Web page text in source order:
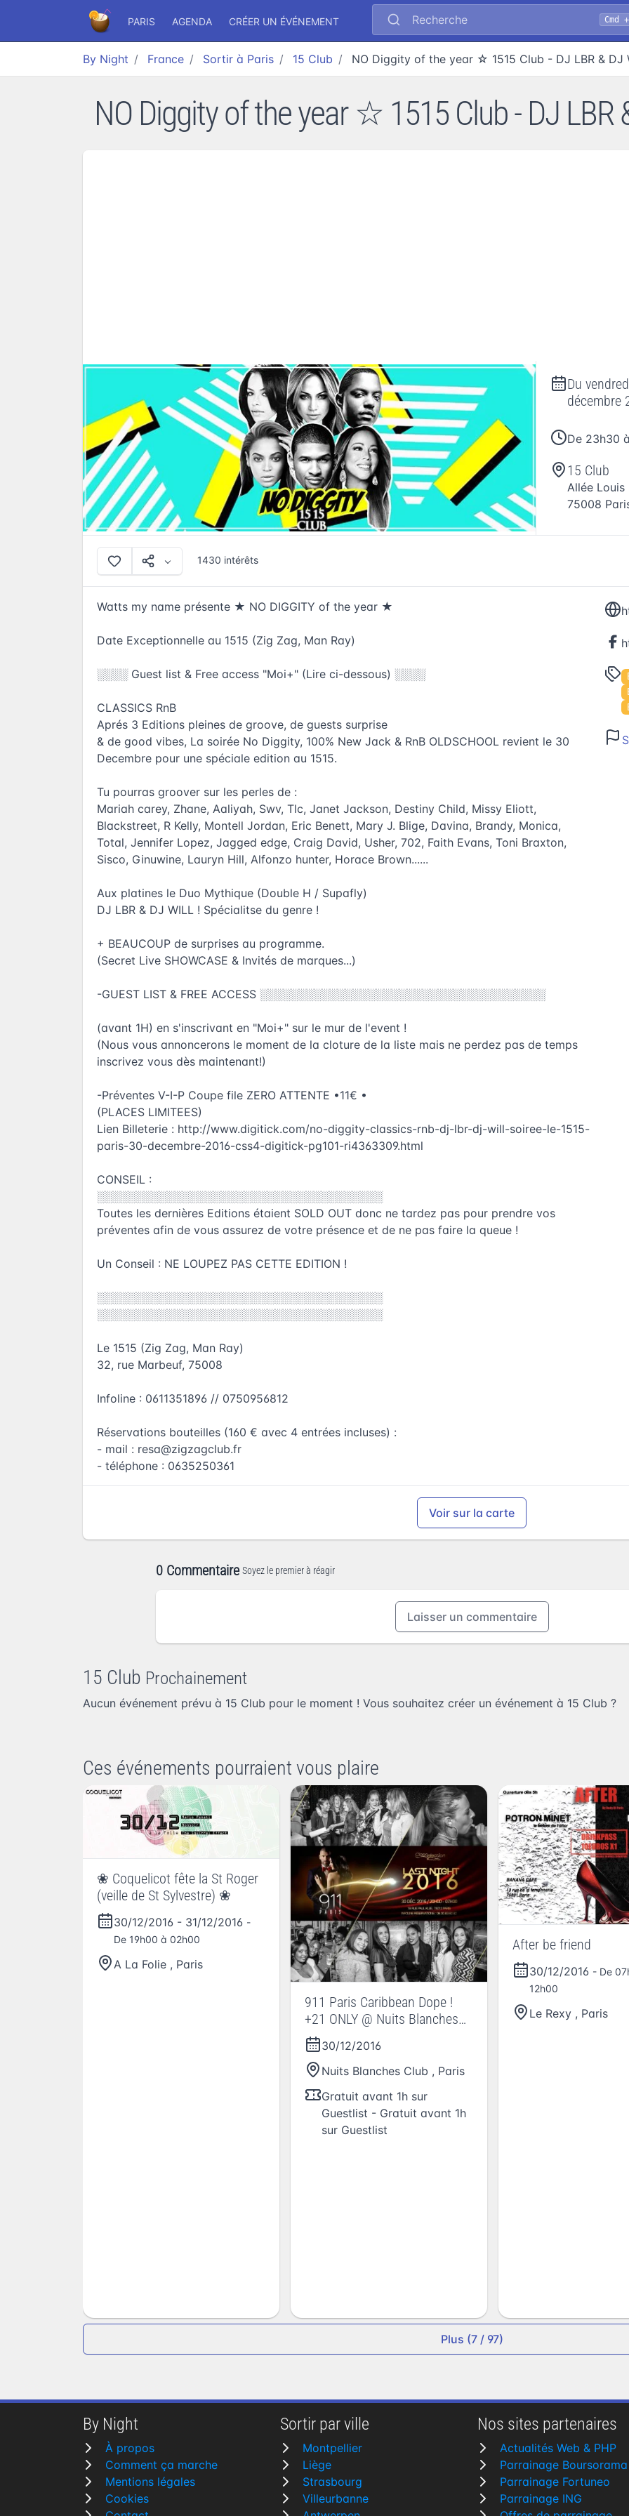
PARIS AGENDA CRÉER UN ÉVÉNEMENT Recherche Cmd
By Night France Sortir à Paris 15 Club NO Diggity of the year ☆ 1515 Club - DJ LBR & DJ
NO Diggity of the year ☆ 1515 Club - DJ LBR
Du
décembre
De 23h30
15 Club
Allée Louis
75008
1430 intérêts
Watts my name présente ★ NO DIGGITY of the year ★
Date Exceptionnelle au 1515 (Zig Zag, Man Ray)
░░░░ Guest list & Free access "Moi+" (Lire ci-dessous) ░░░░
CLASSICS RnB
Aprés 3 Editions pleines de groove, de guests surprise
& de good vibes, La soirée No Diggity, 100% New Jack & RnB OLDSCHOOL revient le 30
Decembre pour une spéciale edition au 1515.
Tu pourras groover sur les perles de :
Mariah carey, Zhane, Aaliyah, Swv, Tlc, Janet Jackson, Destiny Child, Missy Eliott,
Blackstreet, R Kelly, Montell Jordan, Eric Benett, Mary J. Blige, Davina, Brandy, Monica,
Total, Jennifer Lopez, Jagged edge, Craig David, Usher, 702, Faith Evans, Toni Braxton,
Sisco, Ginuwine, Lauryn Hill, Alfonzo hunter, Horace Brown......
Aux platines le Duo Mythique (Double H / Supafly)
DJ LBR & DJ WILL ! Spécialitse du genre !
+ BEAUCOUP de surprises au programme.
(Secret Live SHOWCASE & Invités de marques...)
-GUEST LIST & FREE ACCESS ░░░░░░░░░░░░░░░░░░░░░░░░░░░░░░░░░░░░░
(avant 1H) en s'inscrivant en "Moi+" sur le mur de l'event !
(Nous vous annoncerons le moment de la cloture de la liste mais ne perdez pas de temps
inscrivez vous dès maintenant!)
-Préventes V-I-P Coupe file ZERO ATTENTE •11€ •
(PLACES LIMITEES)
Lien Billeterie : http://www.digitick.com/no-diggity-classics-rnb-dj-lbr-dj-will-soiree-le-1515-
paris-30-decembre-2016-css4-digitick-pg101-ri4363309.html
CONSEIL :
░░░░░░░░░░░░░░░░░░░░░░░░░░░░░░░░░░░░░
Toutes les dernières Editions étaient SOLD OUT donc ne tardez pas pour prendre vos
préventes afin de vous assurez de votre présence et de ne pas faire la queue !
Un Conseil : NE LOUPEZ PAS CETTE EDITION !
░░░░░░░░░░░░░░░░░░░░░░░░░░░░░░░░░░░░░
░░░░░░░░░░░░░░░░░░░░░░░░░░░░░░░░░░░░░
Le 1515 (Zig Zag, Man Ray)
32, rue Marbeuf, 75008
Infoline : 0611351896 // 0750956812
Réservations bouteilles (160 € avec 4 entrées incluses) :
- mail : resa@zigzagclub.fr
- téléphone : 0635250361
Voir sur la carte
0 Commentaire Soyez le premier à réagir
Laisser un commentaire
15 Club Prochainement
Aucun événement prévu à 15 Club pour le moment ! Vous souhaitez créer un événement à 15 Club ?
Ces événements pourraient vous plaire
❀ Coquelicot fête la St Roger
(veille de St Sylvestre) ❀
30/12/2016 - 31/12/2016 -
De 19h00 à 02h00
A La Folie , Paris
911 Paris Caribbean Dope !
+21 ONLY @ Nuits Blanches
Club (Les)
30/12/2016
Nuits Blanches Club , Paris
Gratuit avant 1h sur
Guestlist - Gratuit avant 1h
sur Guestlist
After be friend
30/12/2016 - De
12h00
Le Rexy , Paris
Plus (7 / 97)
By Night
À propos
Comment ça marche
Mentions légales
Cookies
Sortir par ville
Montpellier
Liège
Strasbourg
Villeurbanne
Nos sites partenaires
Actualités Web & PHP
Parrainage Boursorama
Parrainage Fortuneo
Parrainage ING